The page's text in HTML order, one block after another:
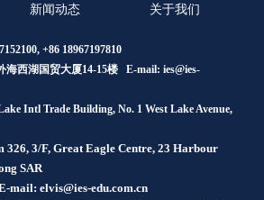
新闻动态 关于我们
+86 18967197810
海西湖国贸大厦14-15楼 E-mail: ies@ies-
Intl Trade Building, No. 1 West Lake Avenue,
326, 3/F, Great Eagle Centre, 23 Harbour
SAR
mail: elvis@ies-edu.com.cn